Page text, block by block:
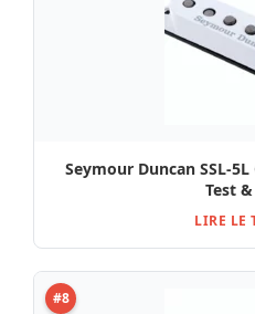
Seymour Duncan SSL-
Test
LIRE LE
#8